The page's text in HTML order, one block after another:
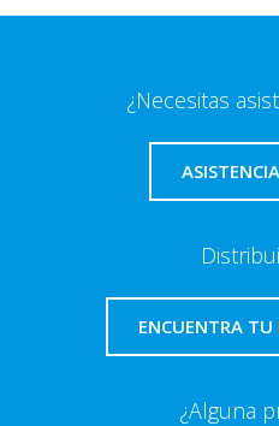
¿Necesitas
ENCUENTRA
¿Alguna